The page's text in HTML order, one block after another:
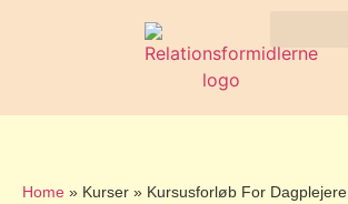
Home » Kurser » Kursusforløb For Dagplejere